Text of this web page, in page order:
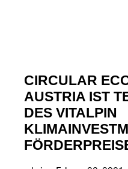
CIRCULAR
AUSTRIA IST
DES VITALPIN